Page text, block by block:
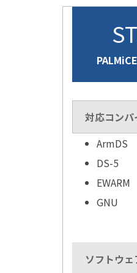
対応コンパ
ArmDS
DS-5
EWARM
GNU
ソフトウ